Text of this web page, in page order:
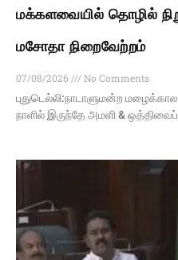
மக்களவையில் தொழில்
மசோதா நிறைவேற்றம்
07/08/2026
No Comments
புதுடெல்லி:நாடாளுமன்ற
நாளில் இருந்தே அமளி &